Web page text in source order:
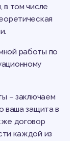
в том числе
работы по
– заключаем
ваша защита в
договор
каждой из